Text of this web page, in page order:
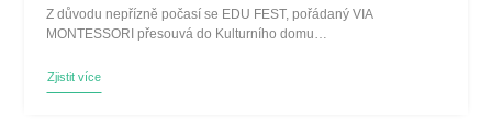
Z důvodu nepřízně počasí se EDU FEST, pořádaný VIA
MONTESSORI přesouvá do Kulturního domu…
Zjistit více